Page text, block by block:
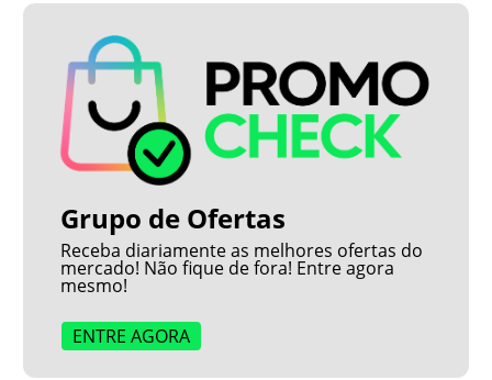
Grupo de Ofertas
Receba diariamente as melhores ofertas do
mercado! Não fique de fora! Entre agora
mesmo!
ENTRE AGORA